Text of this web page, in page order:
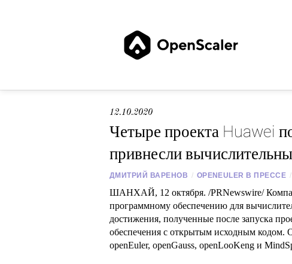
12.10.2020
Четыре проекта Huawei
привнесли
ДМИТРИЙ ВАРЕНОВ / OPENEULER В ПРЕССЕ /
ШАНХАЙ, 12 октября. /PRNewswire/
программному обеспечению для
достижения, полученные после запуска
обеспечения с открытым исходным кодом.
openEuler, openGauss, openLooKeng и